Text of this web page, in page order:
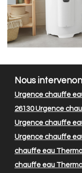
Nous
Urgence chauffe
26130Urgence
Urgence chauffe
Urgence chauffe
chauffe eau
chauffe eau